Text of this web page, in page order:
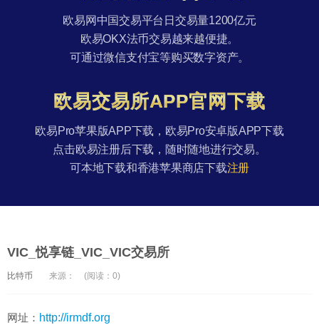
欧易网中国交易平台日交易量1200亿元
欧易OKX法币交易越来越便捷。
可通过微信支付宝等购买数字资产。
欧易交易所APP官网下载
欧易Pro苹果版APP下载，欧易Pro安卓版APP下载
点击欧易注册后下载，随时随地进行交易。
可本地下载和香港苹果商店下载注册
VIC_悦享链_VIC_VIC交易所
比特币 来源： (阅读：0)
网址： http://irmdf.org